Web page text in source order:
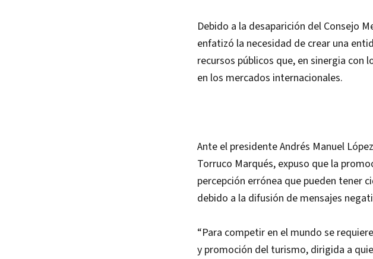
Debido a la desaparición del Consejo
enfatizó la necesidad de crear una
recursos públicos que, en sinergia
en los mercados internacionales.
Ante el presidente Andrés Manuel
Torruco Marqués, expuso que la
percepción errónea que pueden tener
debido a la difusión de mensajes
“Para competir en el mundo se
y promoción del turismo, dirigida a